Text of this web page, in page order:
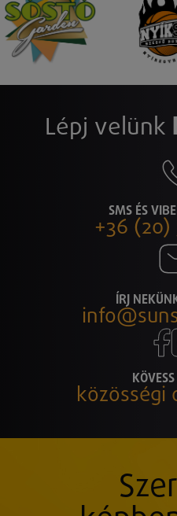
Lépj velünk
SMS ÉS
+36 (20)
ÍRJ
közösségi